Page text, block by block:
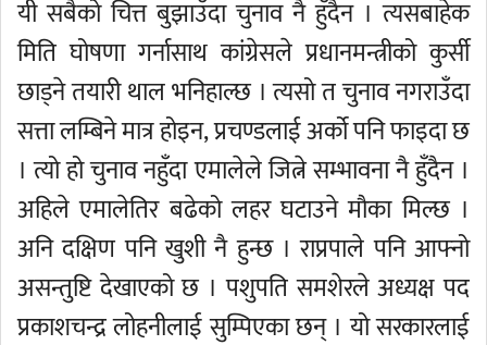
यी सबैको चित्त बुझाउँदा चुनाव नै हुँदैन । त्यसबाहेक
मिति घोषणा गर्नासाथ कांग्रेसले प्रधानमन्त्रीको कुर्सी
छाड्ने तयारी थाल भनिहाल्छ । त्यसो त चुनाव नगराउँदा
सत्ता लम्बिने मात्र होइन, प्रचण्डलाई अर्को पनि फाइदा छ
। त्यो हो चुनाव नहुँदा एमालेले जित्ने सम्भावना नै हुँदैन ।
अहिले एमालेतिर बढेको लहर घटाउने मौका मिल्छ ।
अनि दक्षिण पनि खुशी नै हुन्छ । राप्रपाले पनि आफ्नो
असन्तुष्टि देखाएको छ । पशुपति समशेरले अध्यक्ष पद
प्रकाशचन्द्र लोहनीलाई सुम्पिएका छन् । यो सरकारलाई